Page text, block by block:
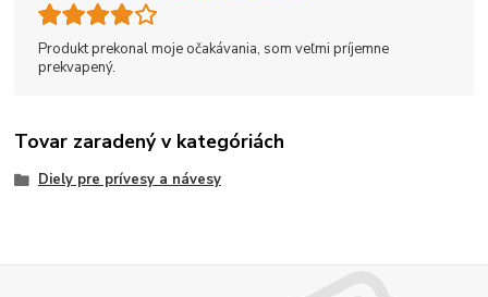
Produkt prekonal moje očakávania, som veľmi príjemne
prekvapený.
Tovar zaradený v kategóriách
Diely pre prívesy a návesy